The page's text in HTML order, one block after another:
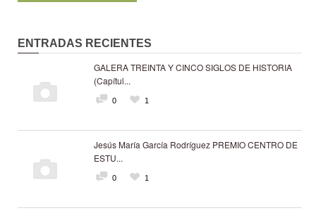
ENTRADAS RECIENTES
GALERA TREINTA Y CINCO SIGLOS DE HISTORIA
(Capítul...
0 1
Jesús María García Rodríguez PREMIO CENTRO DE
ESTU...
0 1